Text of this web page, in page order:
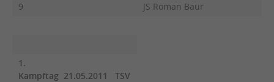
9
JS Roman Baur
1.
Kampftag 21.05.2011 TSV